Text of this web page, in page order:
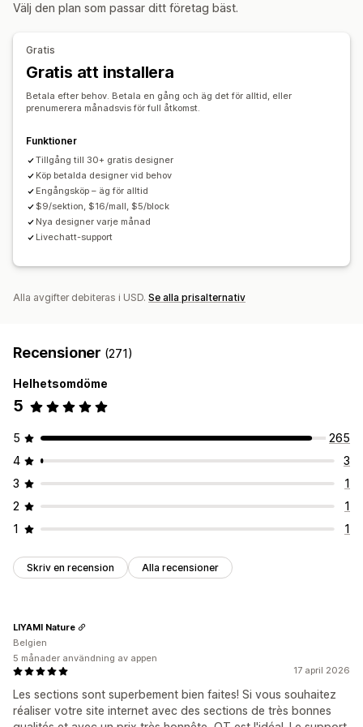
Sidor med prissättningsplaner Temaavsnitt
Sidhantering
Anpassade typsnitt Anpassad kod
Välj den plan som passar ditt företag bäst.
Gratis
Gratis att installera
Betala efter behov. Betala en gång och äg det för alltid, eller
prenumerera månadsvis för full åtkomst.
Funktioner
Tillgång till 30+ gratis designer
Köp betalda designer vid behov
Engångsköp – äg för alltid
$9/sektion, $16/mall, $5/block
Nya designer varje månad
Livechatt-support
Alla avgifter debiteras i USD. Se alla prisalternativ
Recensioner (271)
Helhetsomdöme
5
5
265
4
3
3
1
2
1
1
1
Skriv en recension Alla recensioner
17 april 2026
Les sections sont superbement bien faites! Si vous souhaitez
réaliser votre site internet avec des sections de très bonnes
LIYAMI Nature
Belgien
5 månader användning av appen